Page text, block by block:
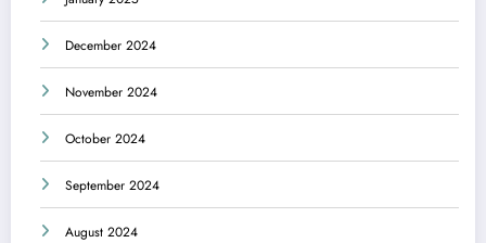
December 2024
November 2024
October 2024
September 2024
August 2024